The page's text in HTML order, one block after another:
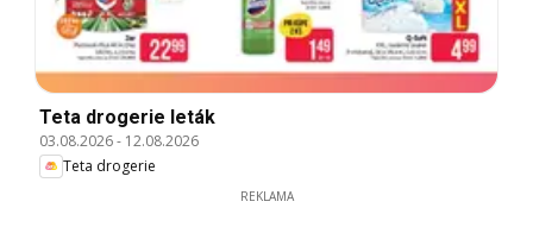
Teta drogerie leták
03.08.2026- 12.08.2026
Teta drogerie
REKLAMA